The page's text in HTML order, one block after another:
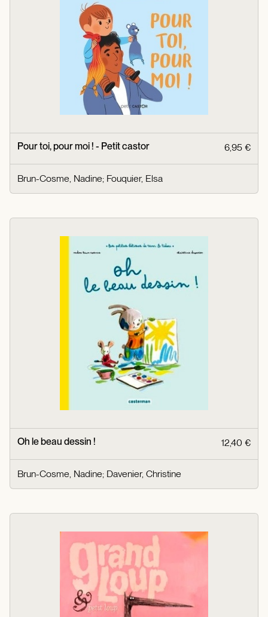
Pour toi, pour moi ! - Petit castor 6,95 €
Brun-Cosme, Nadine; Fouquier, Elsa
Oh le beau dessin ! 12,40 €
Brun-Cosme, Nadine; Davenier, Christine